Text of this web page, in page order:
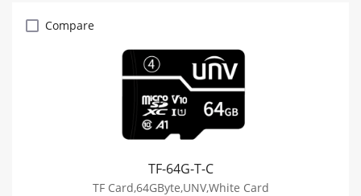
Compare
TF-64G-T-C
TF Card,64GByte,UNV,White Card